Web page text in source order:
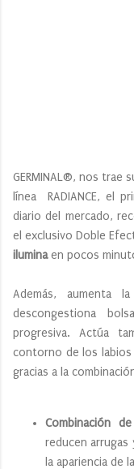
GERMINAL®, nos trae
línea RADIANCE, el
diario del mercado,
el exclusivo Doble
iluminaen pocos
Además, aumenta
descongestiona
progresiva. Actúa
contorno de los labios
gracias a la
Combinación
reducen arrugas
la apariencia de